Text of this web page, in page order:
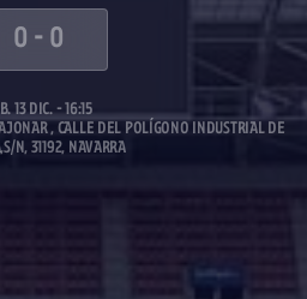
0 - 0
13 DIC. - 16:15
, CALLE DEL POLÍGONO INDUSTRIAL DE
N, 31192, NAVARRA